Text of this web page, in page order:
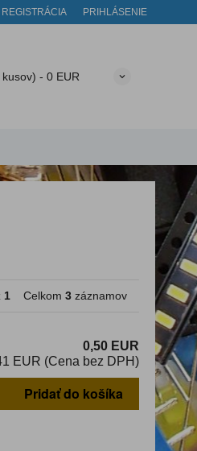
REGISTRÁCIA PRIHLÁSENIE
kusov) - 0 EUR
1 Celkom 3 záznamov
0,50 EUR
EUR (Cena bez DPH)
Pridať do košíka